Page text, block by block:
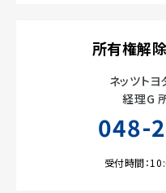
所有権解
ネッツト
経理G
048-
受付時間：